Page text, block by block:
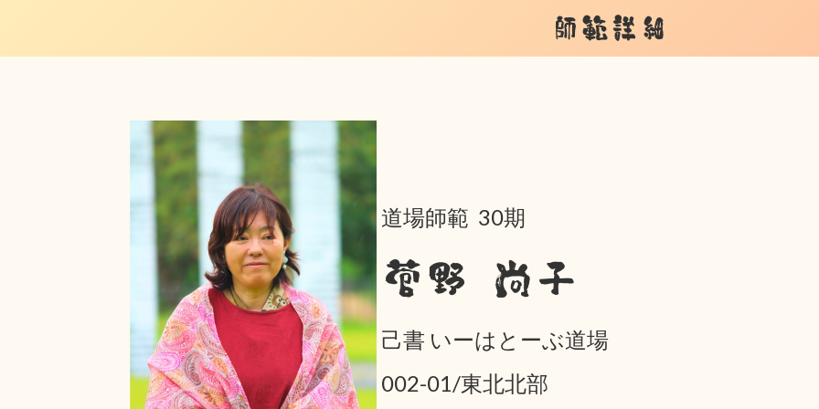
師範詳細
道場師範 30期
菅野 尚子
己書 いーはとーぶ道場
002-01/東北北部